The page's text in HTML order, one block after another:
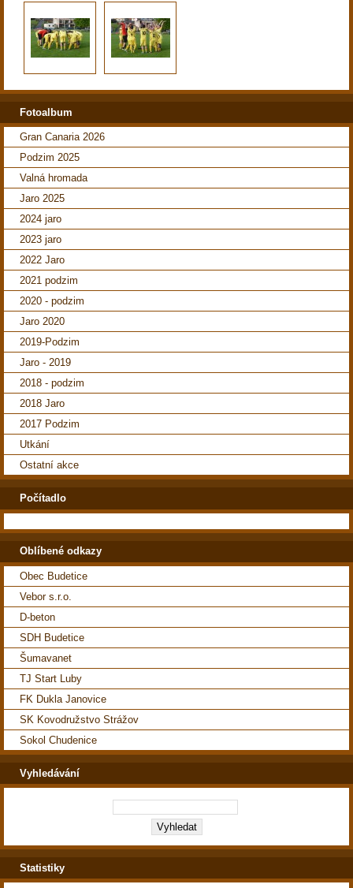
Fotoalbum
Gran Canaria 2026
Podzim 2025
Valná hromada
Jaro 2025
2024 jaro
2023 jaro
2022 Jaro
2021 podzim
2020 - podzim
Jaro 2020
2019-Podzim
Jaro - 2019
2018 - podzim
2018 Jaro
2017 Podzim
Utkání
Ostatní akce
Počítadlo
Oblíbené odkazy
Obec Budetice
Vebor s.r.o.
D-beton
SDH Budetice
Šumavanet
TJ Start Luby
FK Dukla Janovice
SK Kovodružstvo Strážov
Sokol Chudenice
Vyhledávání
Statistiky